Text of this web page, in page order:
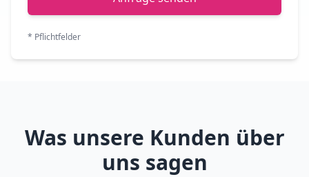
* Pflichtfelder
Was unsere Kunden über
uns sagen